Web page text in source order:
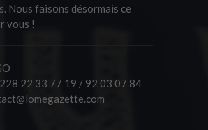
Nous faisons désormais ce
vous !
22 33 77 19 / 92 03 07 84